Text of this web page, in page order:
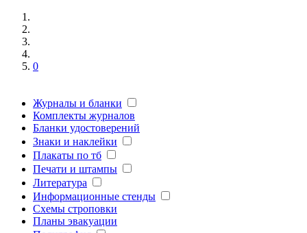
0
Журналы и бланки
Комплекты журналов
Бланки удостоверений
Знаки и наклейки
Плакаты по тб
Печати и штампы
Литература
Информационные стенды
Схемы строповки
Планы эвакуации